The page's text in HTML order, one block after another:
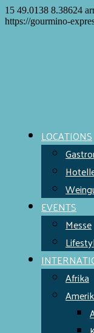
15 49.0138 8.38624
https://gourmino-
LOCATIONS
EVENTS
Messe
Afrika